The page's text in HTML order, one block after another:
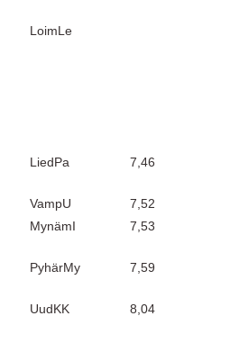
LoimLe
LiedPa 7,46
VampU
7,52
MynämI 7,53
PyhärMy 7,59
UudKK 8,04